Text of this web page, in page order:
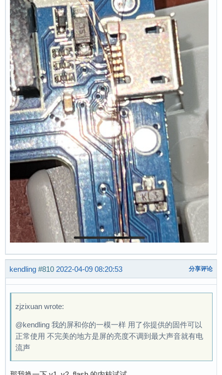
kendling #810 2022-04-09 08:20:53 分享评论
zjzixuan wrote:
@kendling 我的屏和你的一模一样 用了你提供的固件可以
正常使用 不完美的地方是屏的亮度不调到最大声音就有电
流声